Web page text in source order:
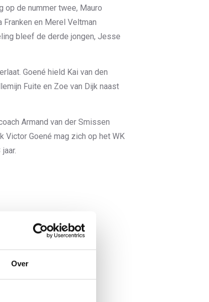
Over
op de nummer twee, Mauro
en Merel Veltman
bleef de derde jongen, Jesse
Goené hield Kai van den
Fuite en Zoe van Dijk naast
Armand van der Smissen
Victor Goené mag zich op het WK